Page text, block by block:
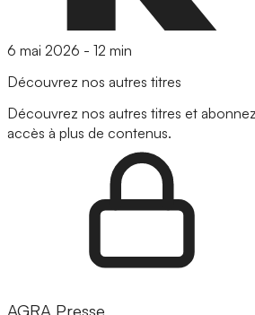
6 mai 2026 - 12 min
Découvrez nos autres titres
Découvrez nos autres titres et
accès à plus de contenus.
AGRA Presse